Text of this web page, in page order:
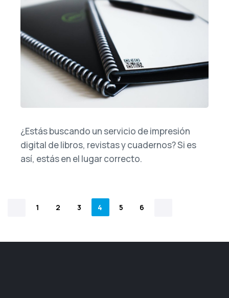
¿Estás buscando un servicio de impresión
digital de libros, revistas y cuadernos? Si es
así, estás en el lugar correcto.
1 2 3 4 5 6